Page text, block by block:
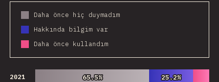
Daha önce hiç duymadım
Hakkında bilgim var
Daha önce kullandım
2021 65.5%
65.5% 25.2%
25.2%